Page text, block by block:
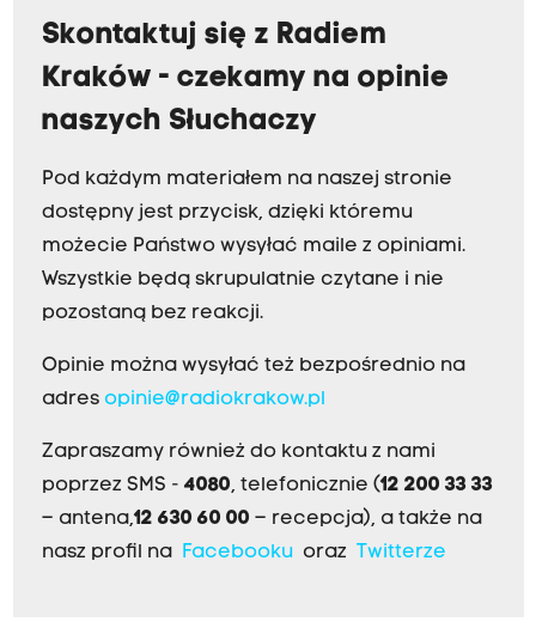
Skontaktuj się z Radiem
Kraków - czekamy na opinie
naszych Słuchaczy
Pod każdym materiałem na naszej stronie
dostępny jest przycisk, dzięki któremu
możecie Państwo wysyłać maile z opiniami.
Wszystkie będą skrupulatnie czytane i nie
pozostaną bez reakcji.
Opinie można wysyłać też bezpośrednio na
adres opinie@radiokrakow.pl
Zapraszamy również do kontaktu z nami
poprzez SMS - 4080, telefonicznie (12 200 33 33
– antena,12 630 60 00 – recepcja), a także na
nasz profil na
Facebookuoraz Twitterze